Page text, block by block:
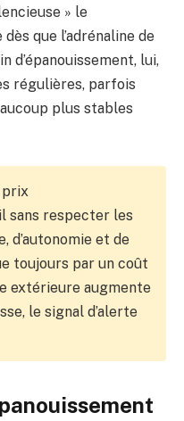
» le
que l’adrénaline de
d’épanouissement, lui,
régulières, parfois
plus stables
prix
sans respecter les
d’autonomie et de
toujours par un coût
extérieure augmente
le signal d’alerte